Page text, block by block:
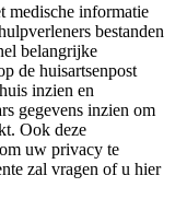
medische informatie
bestanden
belangrijke
de huisartsenpost
inzien en
gegevens inzien om
Ook deze
uw privacy te
zal vragen of u hier